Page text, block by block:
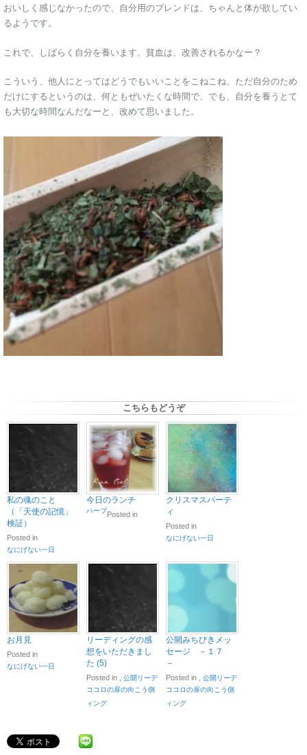
おいしく感じなかったので、自分用のブレンドは、ちゃんと体が欲してい
るようです。
これで、しばらく自分を養います。貧血は、改善されるかなー？
こういう、他人にとってはどうでもいいことをこねこね、ただ自分のため
だけにするというのは、何ともぜいたくな時間で、でも、自分を養うとて
も大切な時間なんだなーと、改めて思いました。
こちらもどうぞ
私の魂のこと
（「天使の記憶」
検証）
Posted in
なにげない一日
今日のランチ
Posted in
ハーブ
クリスマスパーテ
ィ
Posted in
なにげない一日
お月見
Posted in
なにげない一日
リーディングの感
想をいただきまし
た (5)
Posted in
ココロの扉の向こう側
公開リーデ
ィング
公開みちびきメッ
セージ －１７
－
Posted in
ココロの扉の向こう側
公開リーデ
ィング